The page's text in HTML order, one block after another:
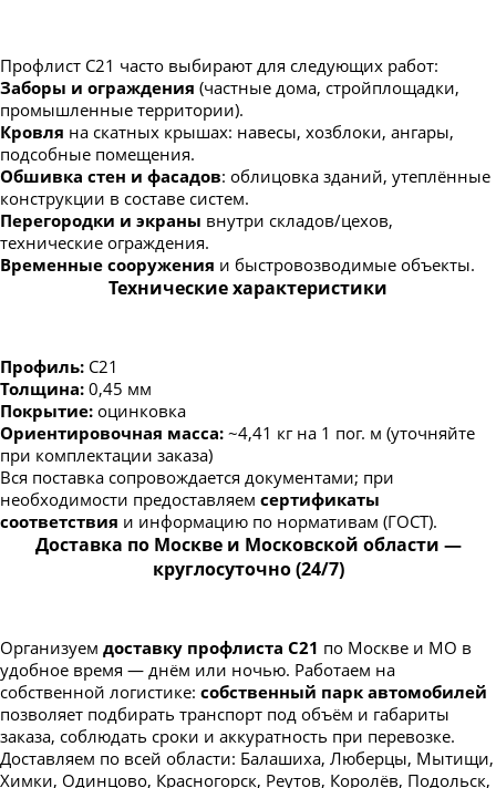
Профлист С21 часто выбирают для следующих работ:
Заборы и ограждения (частные дома, стройплощадки,
промышленные территории).
Кровля на скатных крышах: навесы, хозблоки, ангары,
подсобные помещения.
Обшивка стен и фасадов: облицовка зданий, утеплённые
конструкции в составе систем.
Перегородки и экраны внутри складов/цехов,
технические ограждения.
Временные сооружения и быстровозводимые объекты.
Технические характеристики
Профиль: С21
Толщина: 0,45 мм
Покрытие: оцинковка
Ориентировочная масса: ~4,41 кг на 1 пог. м (уточняйте
при комплектации заказа)
Вся поставка сопровождается документами; при
необходимости предоставляем сертификаты
соответствия и информацию по нормативам (ГОСТ).
Доставка по Москве и Московской области —
круглосуточно (24/7)
Организуем доставку профлиста С21 по Москве и МО в
удобное время — днём или ночью. Работаем на
собственной логистике: собственный парк автомобилей
позволяет подбирать транспорт под объём и габариты
заказа, соблюдать сроки и аккуратность при перевозке.
Доставляем по всей области: Балашиха, Люберцы, Мытищи,
Химки, Одинцово, Красногорск, Реутов, Королёв, Подольск,